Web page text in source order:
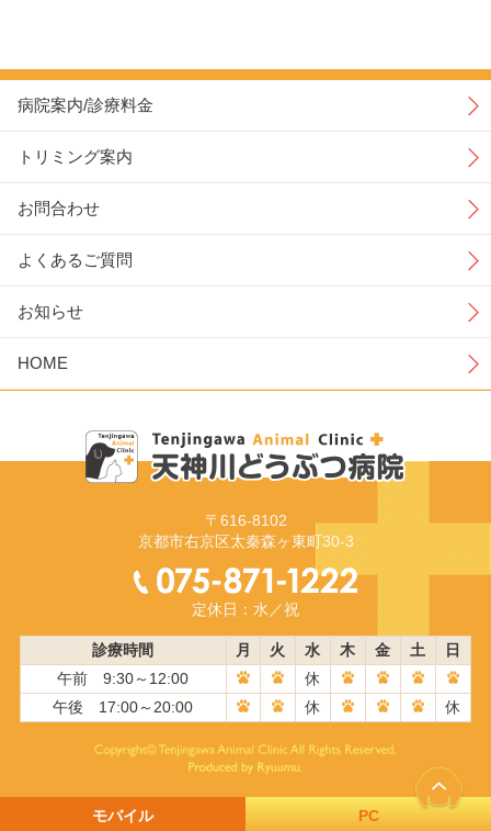
病院案内/診療料金
トリミング案内
お問合わせ
よくあるご質問
お知らせ
HOME
〒616-8102
京都市右京区太秦森ヶ東町30-3
定休日：水／祝
診療時間 月 火 水 木 金 土
日
午前 9:30～12:00
休
午後 17:00～20:00
休 休
モバイル PC